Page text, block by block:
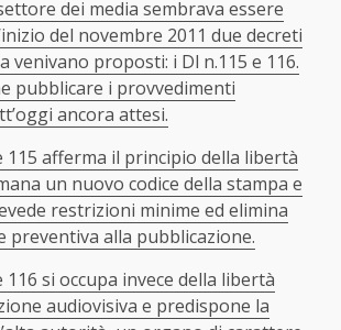
dei media sembrava essere
del novembre 2011 due decreti
venivano proposti: i Dl n.115 e 116.
pubblicare i provvedimenti
ancora attesi.
115 afferma il principio della libertà
un nuovo codice della stampa e
restrizioni minime ed elimina
preventiva alla pubblicazione.
si occupa invece della libertà
audiovisiva e predispone la